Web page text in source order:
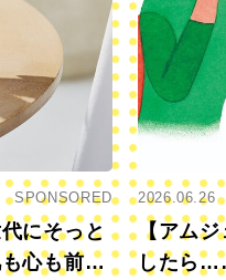
SPONSORED
にそっと
心も前向
2026.06.26
【アムジ
したら